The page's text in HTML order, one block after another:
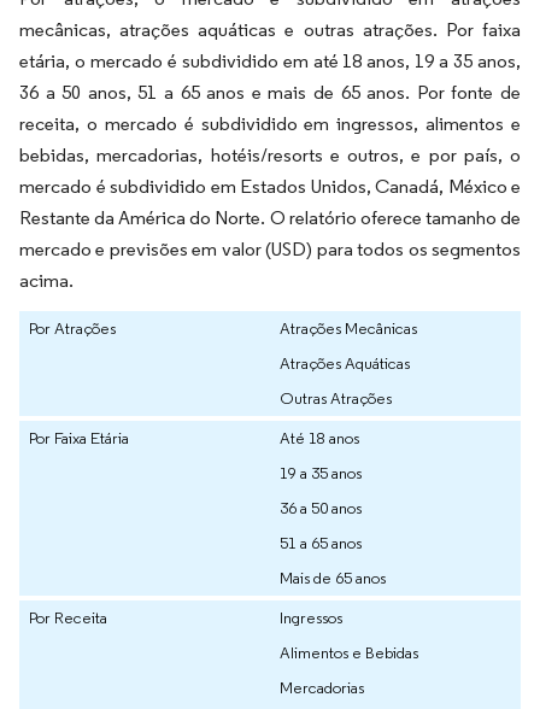
mecânicas, atrações aquáticas e outras atrações. Por faixa
etária, o mercado é subdividido em até 18 anos, 19 a 35 anos,
36 a 50 anos, 51 a 65 anos e mais de 65 anos. Por fonte de
receita, o mercado é subdividido em ingressos, alimentos e
bebidas, mercadorias, hotéis/resorts e outros, e por país, o
mercado é subdividido em Estados Unidos, Canadá, México e
Restante da América do Norte. O relatório oferece tamanho de
mercado e previsões em valor (USD) para todos os segmentos
acima.
Por Atrações
Atrações Mecânicas
Atrações Aquáticas
Outras Atrações
Por Faixa Etária
Até 18 anos
19 a 35 anos
36 a 50 anos
51 a 65 anos
Mais de 65 anos
Por Receita
Ingressos
Alimentos e Bebidas
Mercadorias